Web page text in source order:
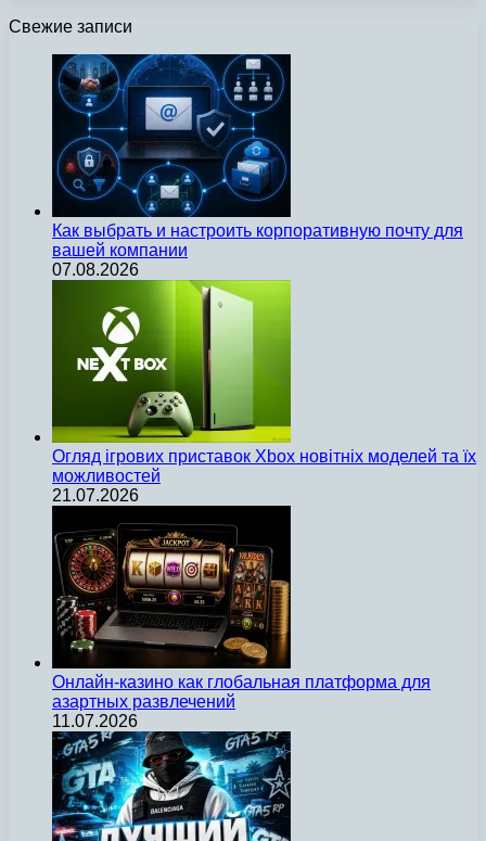
Свежие записи
Как выбрать и настроить корпоративную почту для
вашей компании
07.08.2026
Огляд ігрових приставок Xbox новітніх моделей та їх
можливостей
21.07.2026
Онлайн-казино как глобальная платформа для
азартных развлечений
11.07.2026